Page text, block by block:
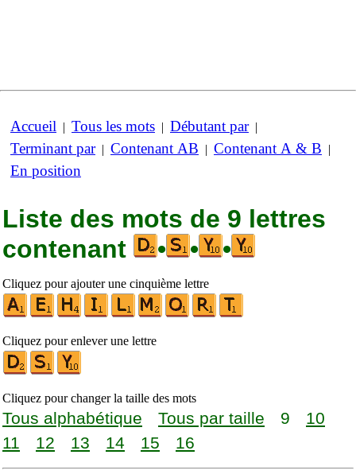
Accueil | Tous les mots | Débutant par|
Terminant par| Contenant AB | Contenant A & B |
En position
Liste des mots de 9 lettres
contenant
• • •
Cliquez pour ajouter une cinquième lettre
Cliquez pour enlever une lettre
Cliquez pour changer la taille des mots
Tous alphabétique Tous par taille 9
10
11
12 13 14 15 16